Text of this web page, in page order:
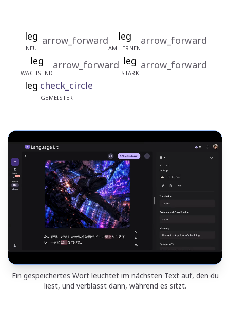
leg
NEU
arrow_forward leg
AM LERNEN
arrow_forward
leg
WACHSEND
arrow_forward leg
STARK
arrow_forward
leg check_circle
GEMEISTERT
Ein gespeichertes Wort leuchtet im nächsten Text auf, den du
liest, und verblasst dann, während es sitzt.